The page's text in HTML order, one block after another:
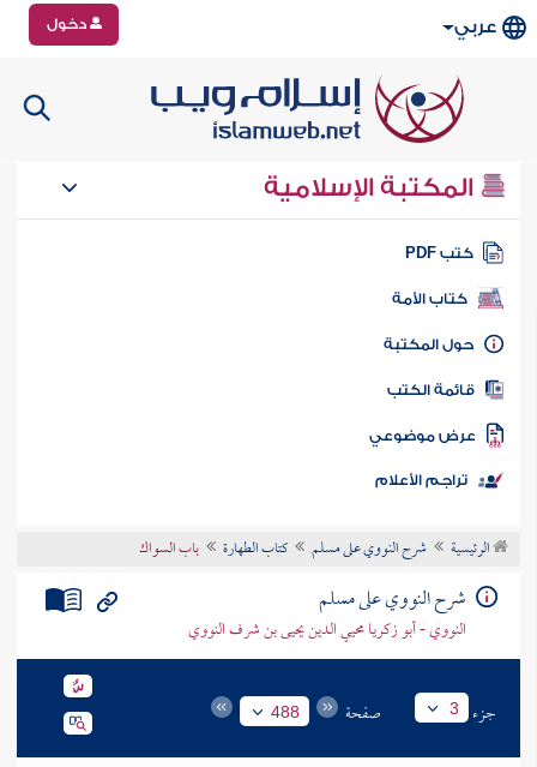
عربي دخول
المكتبة الإسلامية
كتب PDF
كتاب الأمة
المكتبة
الكتب
موضوعي
تراجم الأعلام
الرئيسية شرح النووي على مسلم كتاب الطهارة باب السواك
شرح النووي على مسلم
النووي - أبو زكريا محيي الدين يحيى بن شرف النووي
جزء 3 صفحة 488